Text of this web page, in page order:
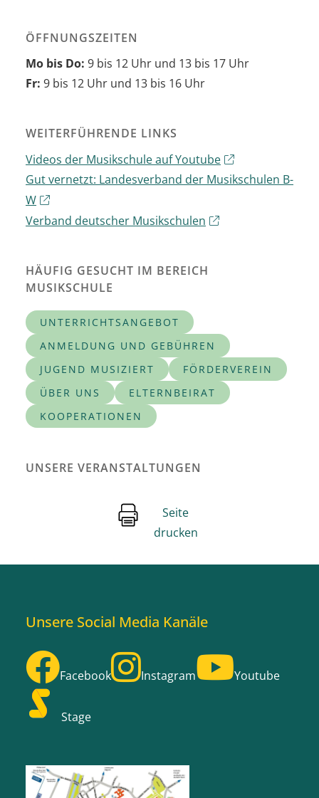
ÖFFNUNGSZEITEN
Mo bis Do: 9 bis 12 Uhr und 13 bis 17 Uhr
Fr: 9 bis 12 Uhr und 13 bis 16 Uhr
WEITERFÜHRENDE LINKS
Videos der Musikschule auf Youtube
Gut vernetzt: Landesverband der Musikschulen B-
W
Verband deutscher Musikschulen
HÄUFIG GESUCHT IM BEREICH
MUSIKSCHULE
UNTERRICHTSANGEBOT
ANMELDUNG UND GEBÜHREN
JUGEND MUSIZIERT
FÖRDERVEREIN
ÜBER UNS
ELTERNBEIRAT
KOOPERATIONEN
UNSERE VERANSTALTUNGEN
Seite
drucken
Unsere Social Media Kanäle
Facebook Instagram Youtube
Stage